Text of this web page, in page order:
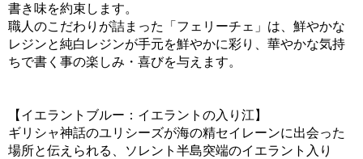
書き味を約束します。
職人のこだわりが詰まった「フェリーチェ」は、鮮やかな
レジンと純白レジンが手元を鮮やかに彩り、華やかな気持
ちで書く事の楽しみ・喜びを与えます。
【イエラントブルー：イエラントの入り江】
ギリシャ神話のユリシーズが海の精セイレーンに出会った
場所と伝えられる、ソレント半島突端のイエラント入り